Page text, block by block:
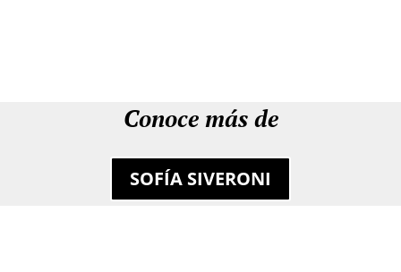
Conoce más de
SOFÍA SIVERONI